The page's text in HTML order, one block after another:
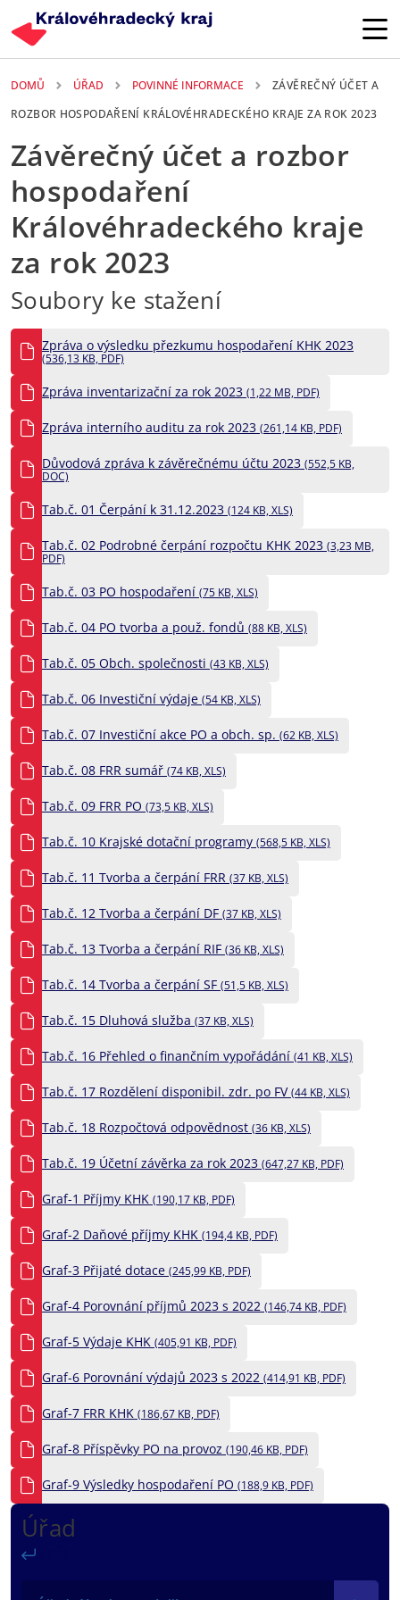
DOMŮ ÚŘAD POVINNÉ INFORMACE
ZÁVĚREČNÝ ÚČET A
ROZBOR HOSPODAŘENÍ KRÁLOVÉHRADECKÉHO KRAJE ZA ROK 2023
Závěrečný účet a rozbor
hospodaření
Královéhradeckého kraje
za rok 2023
Úřad
Soubory ke stažení
Zpráva o výsledku přezkumu hospodaření KHK 2023
(536,13 KB, PDF)
Zpráva inventarizační za rok 2023 (1,22 MB, PDF)
Zpráva interního auditu za rok 2023 (261,14 KB, PDF)
Důvodová zpráva k závěrečnému účtu 2023 (552,5 KB,
DOC)
Tab.č. 01 Čerpání k 31.12.2023 (124 KB, XLS)
Tab.č. 02 Podrobné čerpání rozpočtu KHK 2023 (3,23 MB,
PDF)
Tab.č. 03 PO hospodaření (75 KB, XLS)
Tab.č. 04 PO tvorba a použ. fondů (88 KB, XLS)
Tab.č. 05 Obch. společnosti (43 KB, XLS)
Tab.č. 06 Investiční výdaje (54 KB, XLS)
Tab.č. 07 Investiční akce PO a obch. sp. (62 KB, XLS)
Tab.č. 08 FRR sumář (74 KB, XLS)
Tab.č. 09 FRR PO (73,5 KB, XLS)
Tab.č. 10 Krajské dotační programy (568,5 KB, XLS)
Tab.č. 11 Tvorba a čerpání FRR (37 KB, XLS)
Tab.č. 12 Tvorba a čerpání DF (37 KB, XLS)
Tab.č. 13 Tvorba a čerpání RIF (36 KB, XLS)
Tab.č. 14 Tvorba a čerpání SF (51,5 KB, XLS)
Tab.č. 15 Dluhová služba (37 KB, XLS)
Tab.č. 16 Přehled o finančním vypořádání (41 KB, XLS)
Tab.č. 17 Rozdělení disponibil. zdr. po FV (44 KB, XLS)
Tab.č. 18 Rozpočtová odpovědnost (36 KB, XLS)
Tab.č. 19 Účetní závěrka za rok 2023 (647,27 KB, PDF)
Graf-1 Příjmy KHK (190,17 KB, PDF)
Graf-2 Daňové příjmy KHK (194,4 KB, PDF)
Graf-3 Přijaté dotace (245,99 KB, PDF)
Graf-4 Porovnání příjmů 2023 s 2022 (146,74 KB, PDF)
Graf-5 Výdaje KHK (405,91 KB, PDF)
Graf-6 Porovnání výdajů 2023 s 2022 (414,91 KB, PDF)
Graf-7 FRR KHK (186,67 KB, PDF)
Graf-8 Příspěvky PO na provoz (190,46 KB, PDF)
Graf-9 Výsledky hospodaření PO (188,9 KB, PDF)